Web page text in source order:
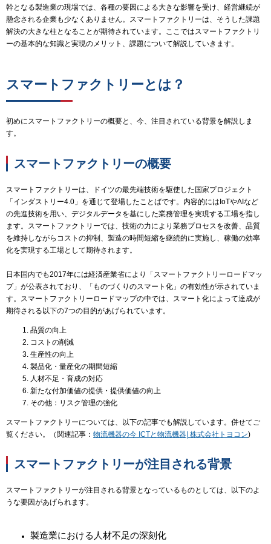
幹となる製造業の現場では、各種の要因による大きな影響を受け、経営継続が
懸念される企業も少なくありません。スマートファクトリーは、そうした課題
解決の大きな柱となることが期待されています。ここではスマートファクトリ
ーの基本的な知識と実現のメリット、課題について解説していきます。
スマートファクトリーとは？
初めにスマートファクトリーの概要と、今、注目されている背景を解説しま
す。
スマートファクトリーの概要
スマートファクトリーは、ドイツの最先端技術を駆使した国家プロジェクト
「インダストリー4.0」を通じて登場したことばです。内容的にはIoTやAIなど
の先進技術を用い、デジタルデータを基にした業務管理を実現する工場を指し
ます。スマートファクトリーでは、技術の力により業務プロセスを改善、品質
を維持しながらコストの抑制、製造の時間短縮を継続的に実施し、稼働の効率
化を実現する工場として期待されます。
日本国内でも2017年には経済産業省により「スマートファクトリーロードマッ
プ」が公表されており、「ものづくりのスマート化」の有効性が示されていま
す。スマートファクトリーロードマップの中では、スマート化によって達成が
期待される以下の7つの目的があげられています。
品質の向上
コストの削減
生産性の向上
製品化・量産化の期間短縮
人材不足・育成の対応
新たな付加価値の提供・提供価値の向上
その他：リスク管理の強化
スマートファクトリーについては、以下の記事でも解説しています。併せてご
覧ください。
（関連記事： 物流機器の今 ICTと物流機器| 株式会社トヨコン)
スマートファクトリーが注目される背景
スマートファクトリーが注目される背景となっているものとしては、以下のよ
うな要因があげられます。
製造業における人材不足の深刻化